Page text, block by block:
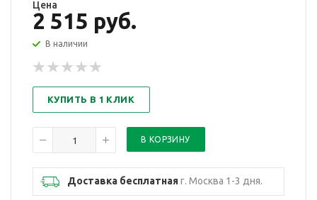
Цена
2 515 руб.
В наличии
КУПИТЬ В 1 КЛИК
Доставка бесплатнаяг. Москва 1-3 дня.